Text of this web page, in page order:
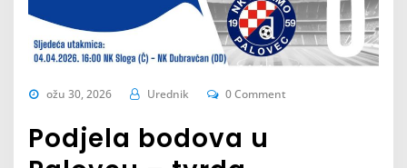
ožu 30, 2026 Urednik 0 Comment
Podjela bodova u